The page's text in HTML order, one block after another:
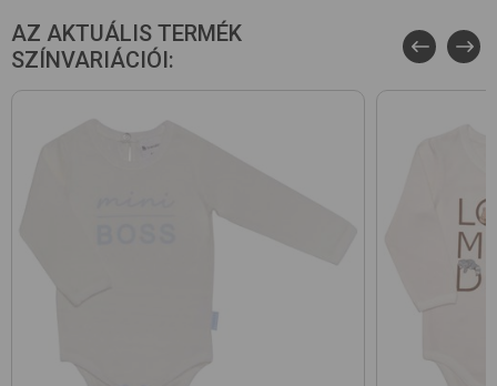
AZ AKTUÁLIS TERMÉK
SZÍNVARIÁCIÓI: